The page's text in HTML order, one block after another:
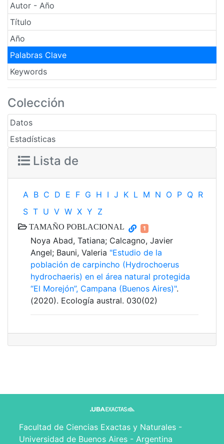
Autor - Año
Título
Año
Palabras Clave
Keywords
Colección
Datos
Estadísticas
Lista de
A B C D E F G H I J K L M N O P Q R
S T U V W X Y Z
TAMAÑO POBLACIONAL 1
Noya Abad, Tatiana; Calcagno, Javier
Angel; Bauni, Valeria "Estudio de la
población de carpincho (Hydrochoerus
hydrochaeris) en el área natural protegida
“El Morejón”, Campana (Buenos Aires)".
(2020). Ecología austral. 030(02)
Facultad de Ciencias Exactas y Naturales -
Universidad de Buenos Aires - Argentina